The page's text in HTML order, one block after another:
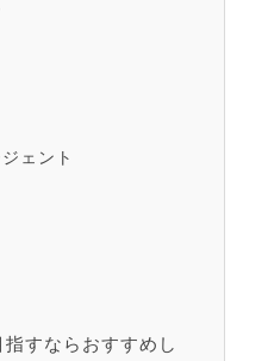
ェント
すならおすすめし